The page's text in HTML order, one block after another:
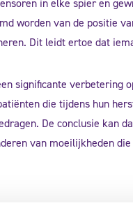
in elke spier en
worden van de positie
Dit leidt ertoe dat
significante
die tijdens hun
De conclusie kan
van moeilijkheden